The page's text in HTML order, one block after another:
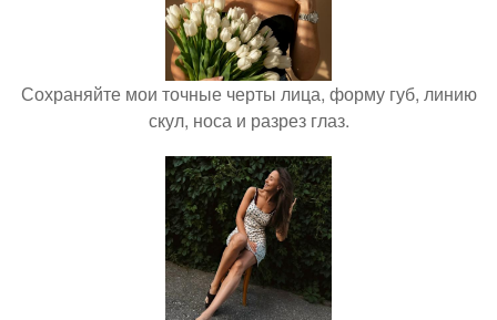
Сохраняйте мои точные черты лица, форму губ, линию
скул, носа и разрез глаз.